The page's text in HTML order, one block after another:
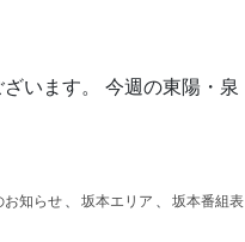
います。 今週の東陽・泉
お知らせ 、 坂本エリア 、
坂本番組表